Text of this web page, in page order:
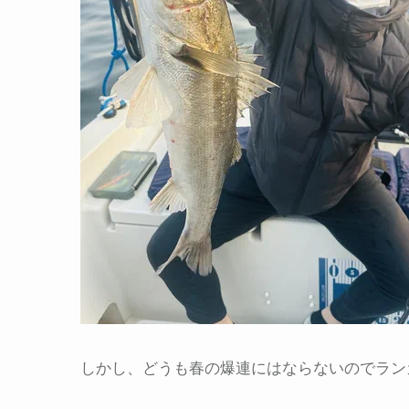
しかし、どうも春の爆連にはならないのでラ